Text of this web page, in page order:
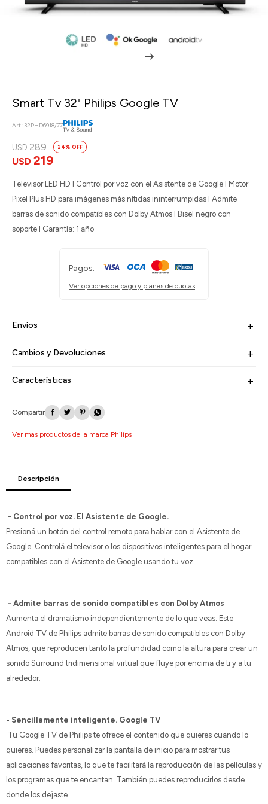
Smart Tv 32" Philips Google TV
32PHD6918/77
USD 219
USD 289 24
Televisor LED HD I Control por voz con el Asistente de Google I Motor
Pixel Plus HD para imágenes más nítidas ininterrumpidas I Admite
barras de sonido compatibles con Dolby Atmos I Bisel negro con
soporte I Garantía: 1 año
Pagos:
Ver opciones de pago y planes de cuotas
Envíos
Cambios y Devoluciones
Características
   
Ver mas productos de la marca Philips
Descripción
- Control por voz. El Asistente de Google.
Presioná un botón del control remoto para hablar con el Asistente de
Google. Controlá el televisor o los dispositivos inteligentes para el hogar
compatibles con el Asistente de Google usando tu voz.
- Admite barras de sonido compatibles con Dolby Atmos
Aumenta el dramatismo independientemente de lo que veas. Este
Android TV de Philips admite barras de sonido compatibles con Dolby
Atmos, que reproducen tanto la profundidad como la altura para crear un
sonido Surround tridimensional virtual que fluye por encima de ti y a tu
alrededor.
- Sencillamente inteligente. Google TV
Tu Google TV de Philips te ofrece el contenido que quieres cuando lo
quieres. Puedes personalizar la pantalla de inicio para mostrar tus
aplicaciones favoritas, lo que te facilitará la reproducción de las películas y
los programas que te encantan. También puedes reproducirlos desde
donde los dejaste.